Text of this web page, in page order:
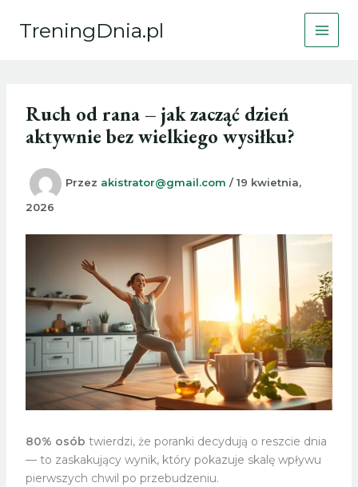
TreningDnia.pl
Ruch od rana – jak zacząć dzień
aktywnie bez wielkiego wysiłku?
Przez akistrator@gmail.com /19 kwietnia,
2026
80% osób twierdzi, że poranki decydują o reszcie dnia
— to zaskakujący wynik, który pokazuje skalę wpływu
pierwszych chwil po przebudzeniu.